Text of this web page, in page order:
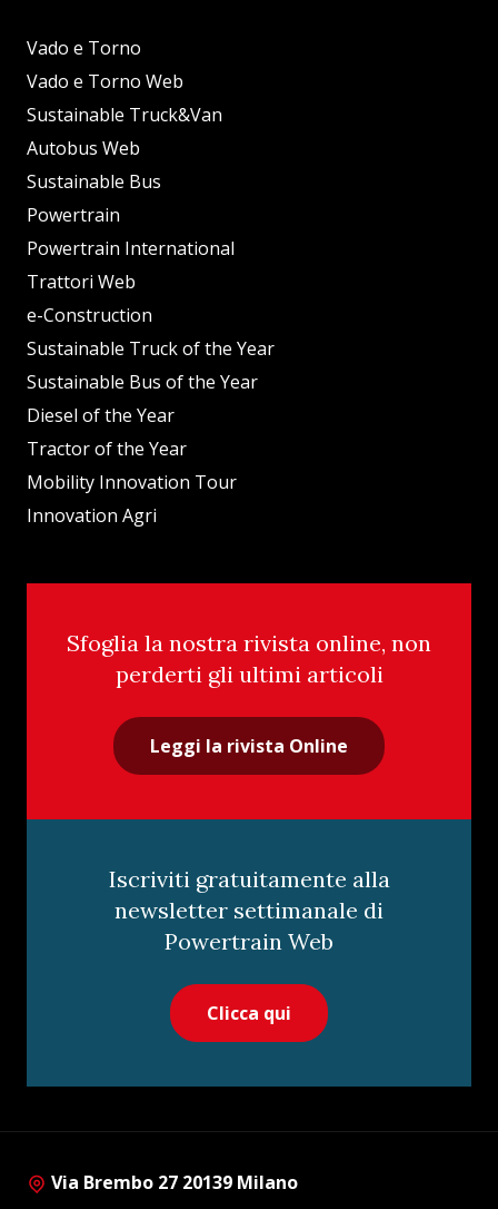
Vado e Torno
Vado e Torno Web
Sustainable Truck&Van
Autobus Web
Sustainable Bus
Powertrain
Powertrain International
Trattori Web
e-Construction
Sustainable Truck of the Year
Sustainable Bus of the Year
Diesel of the Year
Tractor of the Year
Mobility Innovation Tour
Innovation Agri
Sfoglia la nostra rivista online, non
perderti gli ultimi articoli
Leggi la rivista Online
Iscriviti gratuitamente alla
newsletter settimanale di
Powertrain Web
Clicca qui
Via Brembo 27 20139 Milano